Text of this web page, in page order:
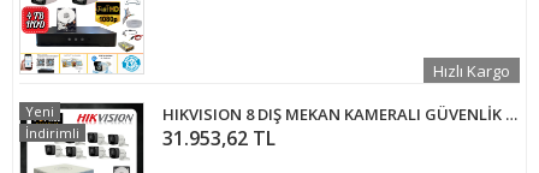
Hızlı Kargo
HIKVISION 8 DIŞ MEKAN KAMERALI GÜVENLİK SETİ - HDD DAHİL - HV16D08
31.953,62 TL
Yeni
İndirimli